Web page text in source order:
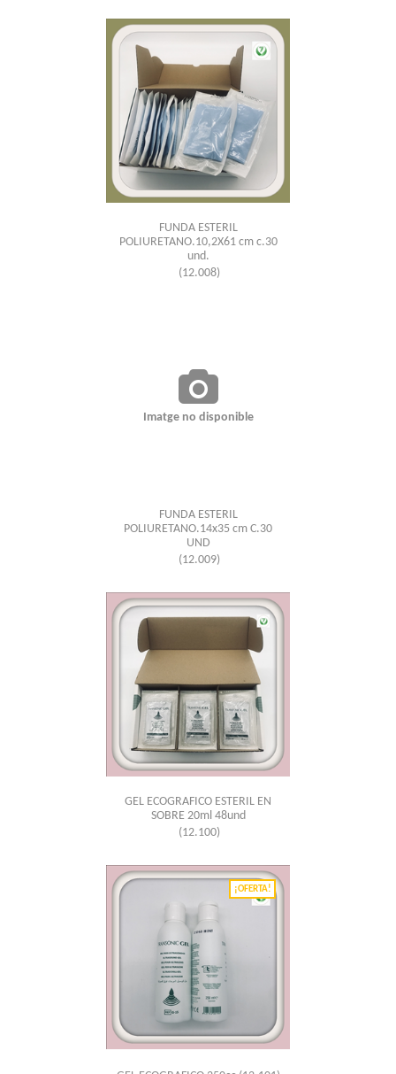
FUNDA ESTERIL
POLIURETANO.10,2X61 cm c.30
und.
(12.008)
Imatge no disponible
FUNDA ESTERIL
POLIURETANO.14x35 cm C.30
UND
(12.009)
GEL ECOGRAFICO ESTERIL EN
SOBRE 20ml 48und
(12.100)
¡OFERTA!